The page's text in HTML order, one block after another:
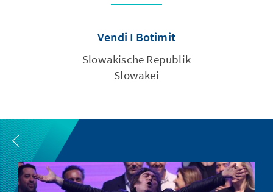
Vendi I Botimit
Slowakische Republik
Slowakei